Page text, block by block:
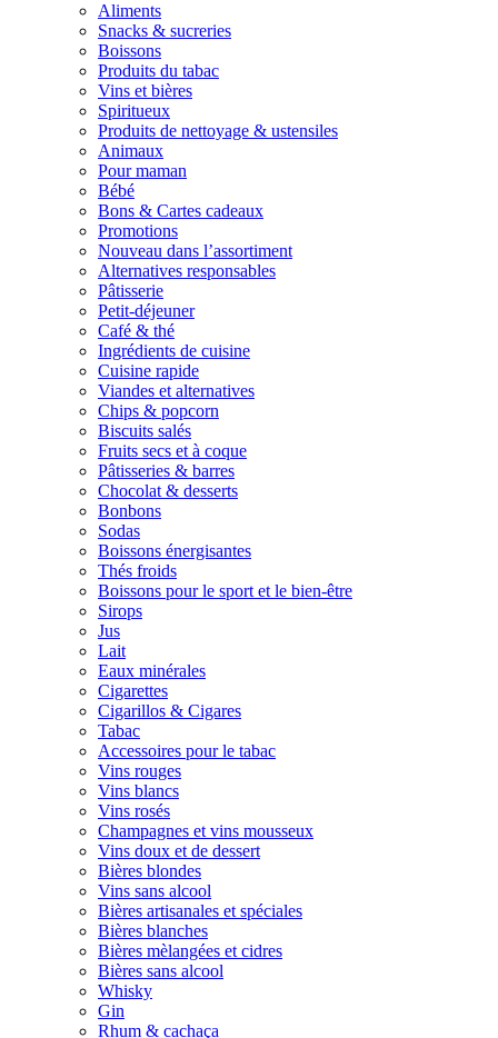
Aliments
Snacks & sucreries
Boissons
Produits du tabac
Vins et bières
Spiritueux
Produits de nettoyage & ustensiles
Animaux
Pour maman
Bébé
Bons & Cartes cadeaux
Promotions
Nouveau dans l’assortiment
Alternatives responsables
Pâtisserie
Petit-déjeuner
Café & thé
Ingrédients de cuisine
Cuisine rapide
Viandes et alternatives
Chips & popcorn
Biscuits salés
Fruits secs et à coque
Pâtisseries & barres
Chocolat & desserts
Bonbons
Sodas
Boissons énergisantes
Thés froids
Boissons pour le sport et le bien-être
Sirops
Jus
Lait
Eaux minérales
Cigarettes
Cigarillos & Cigares
Tabac
Accessoires pour le tabac
Vins rouges
Vins blancs
Vins rosés
Champagnes et vins mousseux
Vins doux et de dessert
Bières blondes
Vins sans alcool
Bières artisanales et spéciales
Bières blanches
Bières mèlangées et cidres
Bières sans alcool
Whisky
Gin
Rhum & cachaça